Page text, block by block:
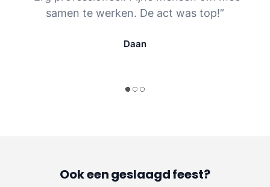
samen te werken. De act was top!”
Daan
Ook een geslaagd feest?